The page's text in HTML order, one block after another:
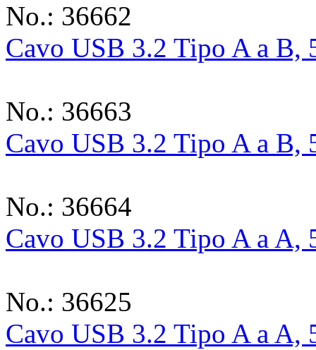
No.: 36662
Cavo USB 3.2 Tipo A a B,
No.: 36663
Cavo USB 3.2 Tipo A a B,
No.: 36664
Cavo USB 3.2 Tipo A a A,
No.: 36625
Cavo USB 3.2 Tipo A a A,